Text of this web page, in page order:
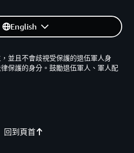
English
回到頁首
並且不會歧視受保護的退伍軍人身
保護的身分。鼓勵退伍軍人、軍人配